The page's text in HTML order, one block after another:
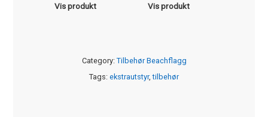
Vis produkt Vis produkt
Category: Tilbehør Beachflagg
Tags: ekstrautstyr,tilbehør